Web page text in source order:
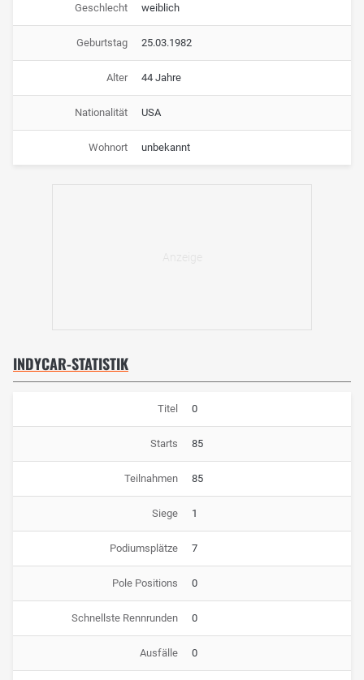
Geschlecht weiblich
Geburtstag 25.03.1982
Alter 44 Jahre
Nationalität USA
Wohnort unbekannt
INDYCAR-STATISTIK
Titel 0
Starts 85
Teilnahmen 85
Siege 1
Podiumsplätze 7
Pole Positions 0
Schnellste Rennrunden 0
Ausfälle 0